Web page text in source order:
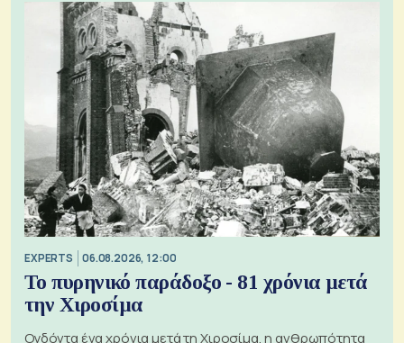
EXPERTS 06.08.2026, 12:00
Το πυρηνικό παράδοξο - 81 χρόνια μετά
την Χιροσίμα
Ογδόντα ένα χρόνια μετά τη Χιροσίμα, η ανθρωπότητα